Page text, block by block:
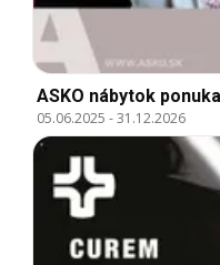
ASKO nábytok
05.06.2025 -31.12.2026